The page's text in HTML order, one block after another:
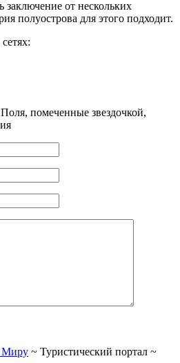
заключение от нескольких
полуострова для этого подходит.
помеченные звездочкой,
Миру ~ Туристический портал ~